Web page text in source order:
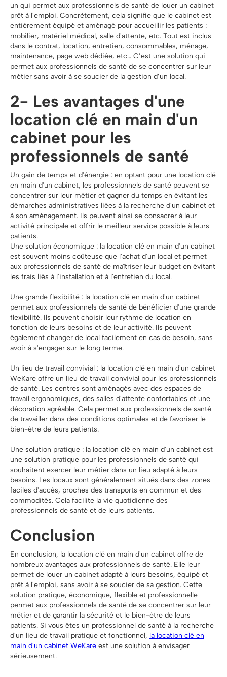
un qui permet aux professionnels de santé de louer un cabinet
prêt à l'emploi. Concrètement, cela signifie que le cabinet est
entièrement équipé et aménagé pour accueillir les patients :
mobilier, matériel médical, salle d'attente, etc. Tout est inclus
dans le contrat, location, entretien, consommables, ménage,
maintenance, page web dédiée, etc… C’est une solution qui
permet aux professionnels de santé de se concentrer sur leur
métier sans avoir à se soucier de la gestion d’un local.
2- Les avantages d'une
location clé en main d'un
cabinet pour les
professionnels de santé
Un gain de temps et d'énergie : en optant pour une location clé
en main d'un cabinet, les professionnels de santé peuvent se
concentrer sur leur métier et gagner du temps en évitant les
démarches administratives liées à la recherche d'un cabinet et
à son aménagement. Ils peuvent ainsi se consacrer à leur
activité principale et offrir le meilleur service possible à leurs
patients.
Une solution économique : la location clé en main d'un cabinet
est souvent moins coûteuse que l'achat d'un local et permet
aux professionnels de santé de maîtriser leur budget en évitant
les frais liés à l'installation et à l'entretien du local.
Une grande flexibilité : la location clé en main d'un cabinet
permet aux professionnels de santé de bénéficier d'une grande
flexibilité. Ils peuvent choisir leur rythme de location en
fonction de leurs besoins et de leur activité. Ils peuvent
également changer de local facilement en cas de besoin, sans
avoir à s'engager sur le long terme.
Un lieu de travail convivial : la location clé en main d'un cabinet
WeKare offre un lieu de travail convivial pour les professionnels
de santé. Les centres sont aménagés avec des espaces de
travail ergonomiques, des salles d'attente confortables et une
décoration agréable. Cela permet aux professionnels de santé
de travailler dans des conditions optimales et de favoriser le
bien-être de leurs patients.
Une solution pratique : la location clé en main d'un cabinet est
une solution pratique pour les professionnels de santé qui
souhaitent exercer leur métier dans un lieu adapté à leurs
besoins. Les locaux sont généralement situés dans des zones
faciles d'accès, proches des transports en commun et des
commodités. Cela facilite la vie quotidienne des
professionnels de santé et de leurs patients.
Conclusion
En conclusion, la location clé en main d'un cabinet offre de
nombreux avantages aux professionnels de santé. Elle leur
permet de louer un cabinet adapté à leurs besoins, équipé et
prêt à l'emploi, sans avoir à se soucier de sa gestion. Cette
solution pratique, économique, flexible et professionnelle
permet aux professionnels de santé de se concentrer sur leur
métier et de garantir la sécurité et le bien-être de leurs
patients. Si vous êtes un professionnel de santé à la recherche
d'un lieu de travail pratique et fonctionnel, la location clé en
main d'un cabinet WeKare est une solution à envisager
sérieusement.